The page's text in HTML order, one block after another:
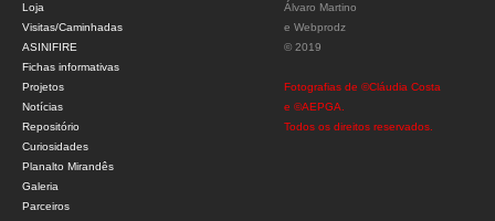
Loja
Visitas/Caminhadas
ASINIFIRE
Fichas informativas
Projetos
Notícias
Repositório
Curiosidades
Planalto Mirandês
Galeria
Parceiros
Álvaro Martino
e Webprodz
© 2019
Fotografias de ©Cláudia Costa
e ©AEPGA.
Todos os direitos reservados.